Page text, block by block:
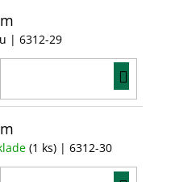
| 6312-29
(1 ks) | 6312-30